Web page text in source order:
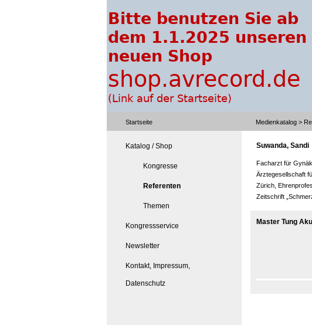
Startseite Medienkatalog >
Katalog / Shop
Kongresse
Referenten
Themen
Kongressservice
Newsletter
Kontakt, Impressum,
Datenschutz
Suwanda, Sandi
Facharzt für
Ärztegesellschaft
Zürich,
Zeitschrift
Master Tung